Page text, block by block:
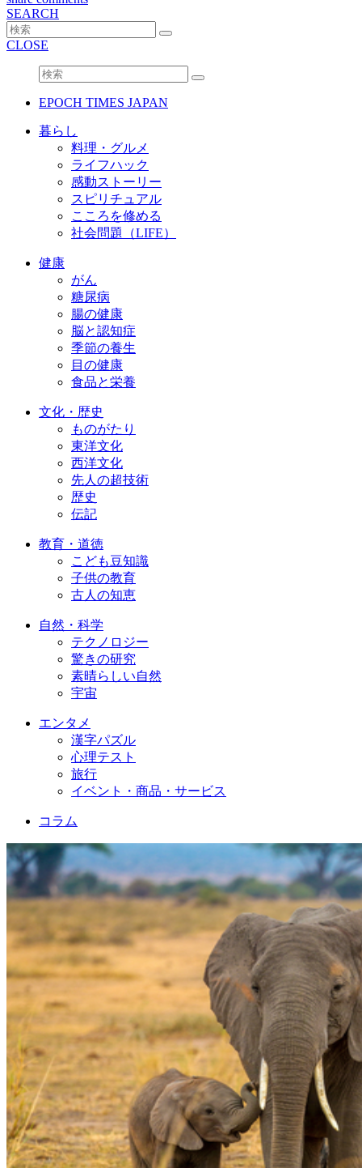
SEARCH
CLOSE
EPOCH TIMES JAPAN
暮らし
料理・グルメ
ライフハック
感動ストーリー
スピリチュアル
こころを修める
社会問題（LIFE）
健康
がん
糖尿病
腸の健康
脳と認知症
季節の養生
目の健康
食品と栄養
文化・歴史
ものがたり
東洋文化
西洋文化
先人の超技術
歴史
伝記
教育・道徳
こども豆知識
子供の教育
古人の知恵
自然・科学
テクノロジー
驚きの研究
素晴らしい自然
宇宙
エンタメ
漢字パズル
心理テスト
旅行
イベント・商品・サービス
コラム